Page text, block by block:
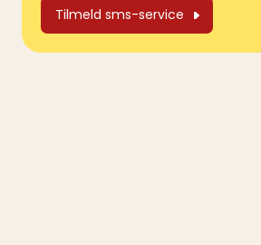
Tilmeld sms-service